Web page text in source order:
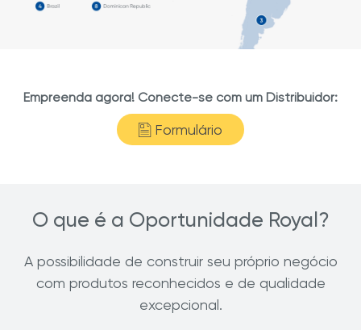
Empreenda agora! Conecte-se com um Distribuidor:
Formulário
O que é a Oportunidade Royal?
A possibilidade de construir seu próprio negócio
com produtos reconhecidos e de qualidade
excepcional.